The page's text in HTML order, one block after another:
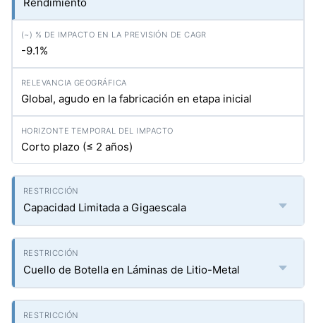
-9.1%
Global, agudo en la fabricación en etapa inicial
Corto plazo (≤ 2 años)
Capacidad Limitada a Gigaescala
Cuello de Botella en Láminas de Litio-Metal